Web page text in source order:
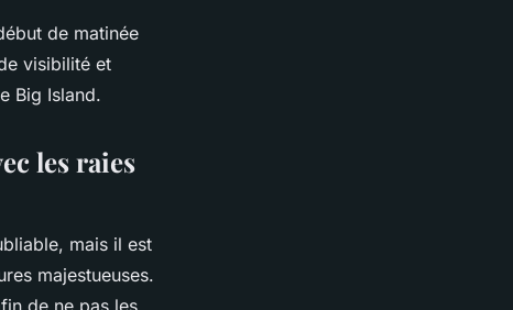
de matinée
visibilité et
Big Island.
les raies
mais il est
majestueuses.